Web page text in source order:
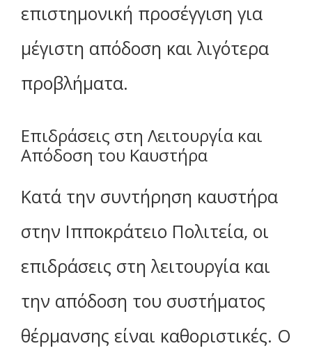
επιστημονική προσέγγιση για
μέγιστη απόδοση και λιγότερα
προβλήματα.
Επιδράσεις στη Λειτουργία και
Απόδοση του Καυστήρα
Κατά την συντήρηση καυστήρα
στην Ιπποκράτειο Πολιτεία, οι
επιδράσεις στη λειτουργία και
την απόδοση του συστήματος
θέρμανσης είναι καθοριστικές. Ο